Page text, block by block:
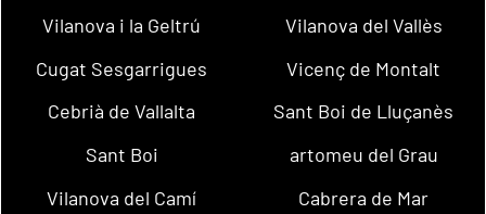
Vilanova i la Geltrú
Vilanova del Vallès
Cugat Sesgarrigues
Vicenç de Montalt
Cebrià de Vallalta
Sant Boi de Lluçanès
Sant Boi
artomeu del Grau
Vilanova del Camí
Cabrera de Mar